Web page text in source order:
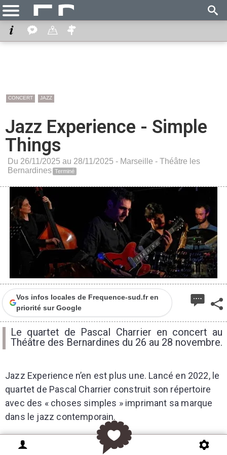
CONCERT JAZZ
Jazz Experience - Simple
Things
Du 26/11/2025 au 28/11/2025 - Marseille - Théâtre les
Bernardines Terminé
Vos infos locales de Frequence-sud.fr en
priorité sur Google
Le quartet de Pascal Charrier en concert au
Théâtre des Bernardines du 26 au 28 novembre.
Jazz Experience n’en est plus une. Lancé en 2022, le
quartet de Pascal Charrier construit son répertoire
avec des « choses simples » imprimant sa marque
dans le jazz contemporain.
Pascal Charrier est plutôt du genre à mettre les